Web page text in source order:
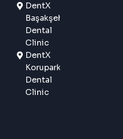
DentX
Başakşehir
Dental
Clinic
DentX
Korupark
Dental
Clinic